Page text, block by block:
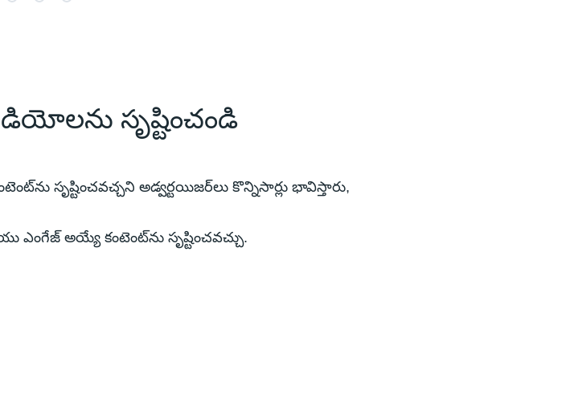
సృష్టించండి
సృష్టించవచ్చని అడ్వర్టయిజర్‌లు కొన్నిసార్లు భావిస్తారు,
అయ్యే కంటెంట్‌ను సృష్టించవచ్చు.